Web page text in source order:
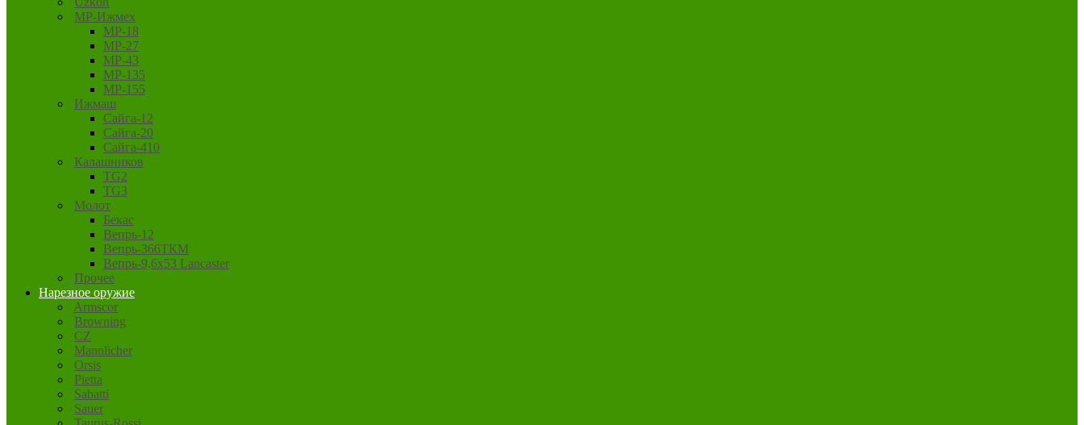
MP-Ижмех
MP-18
MP-27
MP-43
MP-135
MP-155
Ижмаш
Сайга-12
Сайга-20
Сайга-410
Калашников
TG2
TG3
Молот
Бекас
Вепрь-12
Вепрь-366ТКМ
Вепрь-9,6х53 Lancaster
Прочее
Нарезное оружие
Armscor
Browning
CZ
Mannlicher
Orsis
Pietta
Sabatti
Sauer